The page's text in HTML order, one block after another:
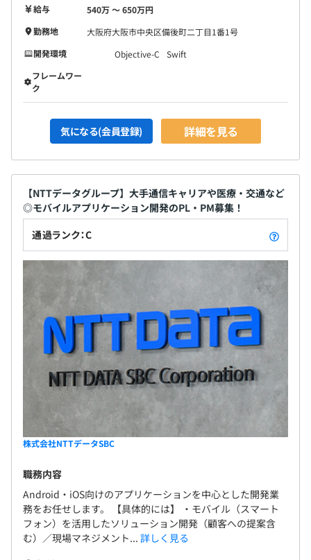
給与
540万 〜 650万円
勤務地
大阪府大阪市中央区備後町二丁目1番1号
開発環境
Objective-C
Swift
フレームワー
ク
気になる(会員登録) 詳細を見る
【NTTデータグループ】大手通信キャリアや医療・交通など
◎モバイルアプリケーション開発のPL・PM募集！
通過ランク：C
株式会社NTTデータSBC
職務内容
Android・iOS向けのアプリケーションを中心とした開発業
務をお任せします。 【具体的には】 ・モバイル（スマート
フォン）を活用したソリューション開発（顧客への提案含
む）／現場マネジメント... 詳しく見る